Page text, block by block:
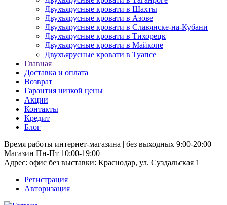
Двухъярусные кровати в Шахты
Двухъярусные кровати в Азове
Двухъярусные кровати в Славянске-на-Кубани
Двухъярусные кровати в Тихорецк
Двухъярусные кровати в Майкопе
Двухъярусные кровати в Туапсе
Главная
Доставка и оплата
Возврат
Гарантия низкой цены
Акции
Контакты
Кредит
Блог
Время работы интернет-магазина | без выходных 9:00-20:00 |
Магазин Пн-Пт 10:00-19:00
Адрес: офис без выставки: Краснодар, ул. Суздальская 1
Регистрация
Авторизация